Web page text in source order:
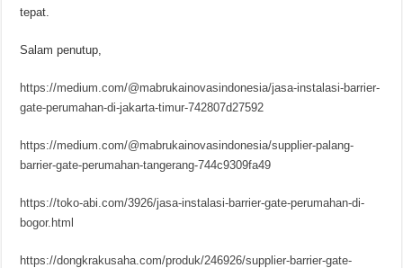
tepat.
Salam penutup,
https://medium.com/@mabrukainovasindonesia/jasa-instalasi-barrier-
gate-perumahan-di-jakarta-timur-742807d27592
https://medium.com/@mabrukainovasindonesia/supplier-palang-
barrier-gate-perumahan-tangerang-744c9309fa49
https://toko-abi.com/3926/jasa-instalasi-barrier-gate-perumahan-di-
bogor.html
https://dongkrakusaha.com/produk/246926/supplier-barrier-gate-